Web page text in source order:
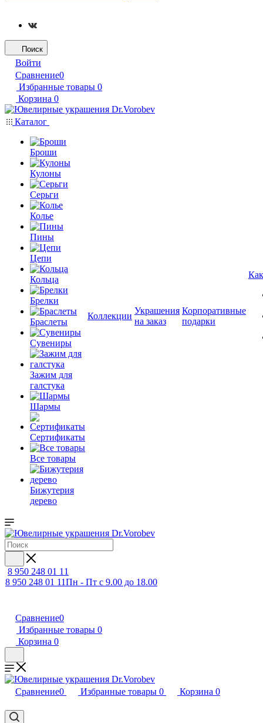
Поиск
Войти
Сравнение0
Избранные товары 0
Корзина 0
Каталог
Броши
Кулоны
Серьги
Колье
Пины
Цепи
Кольца
Брелки
Браслеты
Сувениры
Зажим для
галстука
Шармы
Сертификаты
Все товары
Бижутерия
дерево
Коллекции
Украшения
на заказ
Корпоративные
подарки
8 950 248 01 11
8 950 248 01 11Пн - Пт с 9.00 до 18.00
Сравнение0
Избранные товары 0
Корзина 0
Сравнение0 Избранные товары 0 Корзина 0